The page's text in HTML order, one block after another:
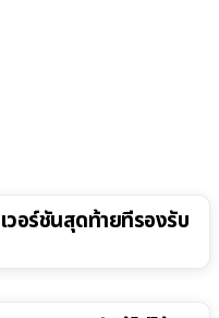
วอร์ชันสุดท้ายที่รองรับ